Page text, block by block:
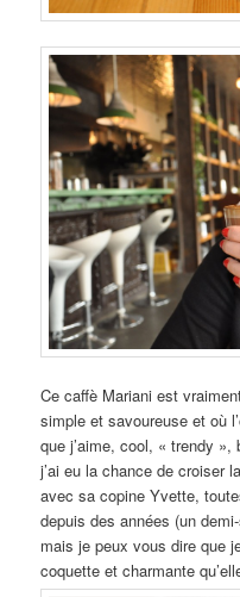
Ce caffè Mariani est
simple et savoureuse et où
que j’aime, cool, « trendy
j’ai eu la chance de croiser
avec sa copine Yvette,
depuis des années (un
mais je peux vous dire que
coquette et charmante